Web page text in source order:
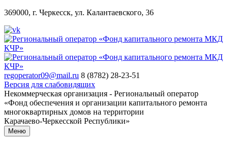
369000, г. Черкесск, ул. Калантаевского, 36
regoperator09@mail.ru 8 (8782) 28-23-51
Версия для слабовидящих
Некоммерческая организация - Региональный оператор
«Фонд обеспечения и организации капитального ремонта
многоквартирных домов на территории
Карачаево-Черкесской Республики»
Меню